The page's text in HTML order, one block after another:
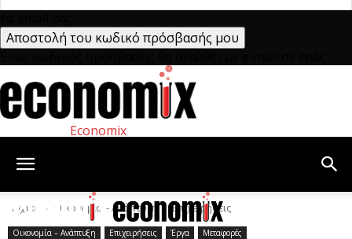
Economix
Αρχική Οικονομία – Ανάπτυξη Επιχειρήσεις
Οικονομία – Ανάπτυξη Επιχειρήσεις Έργα Μεταφορές